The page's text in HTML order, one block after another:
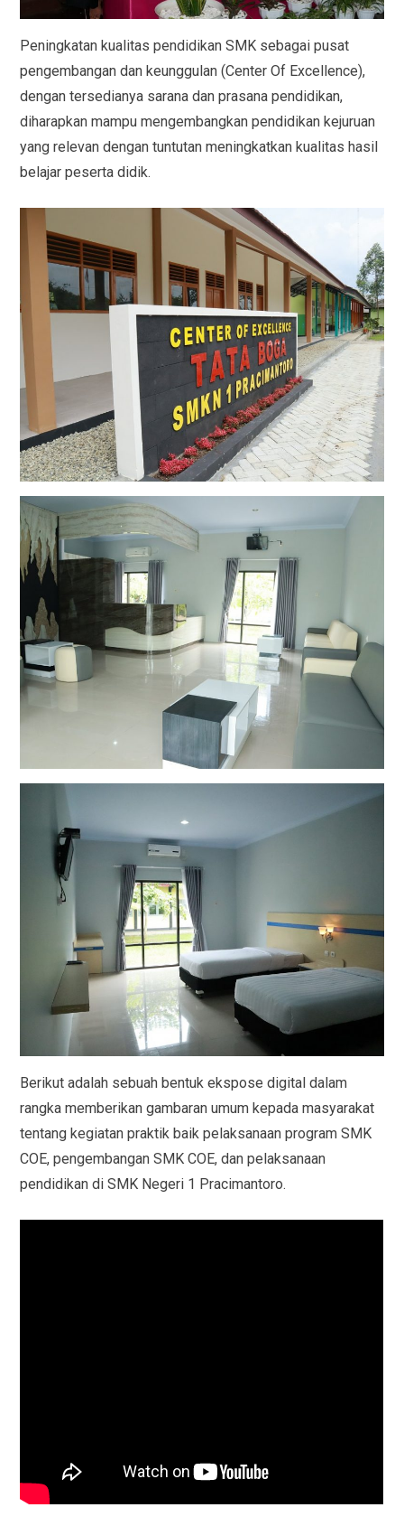
Peningkatan kualitas pendidikan SMK sebagai pusat
pengembangan dan keunggulan (Center Of Excellence),
dengan tersedianya sarana dan prasana pendidikan,
diharapkan mampu mengembangkan pendidikan kejuruan
yang relevan dengan tuntutan meningkatkan kualitas hasil
belajar peserta didik.
Berikut adalah sebuah bentuk ekspose digital dalam
rangka memberikan gambaran umum kepada masyarakat
tentang kegiatan praktik baik pelaksanaan program SMK
COE, pengembangan SMK COE, dan pelaksanaan
pendidikan di SMK Negeri 1 Pracimantoro.